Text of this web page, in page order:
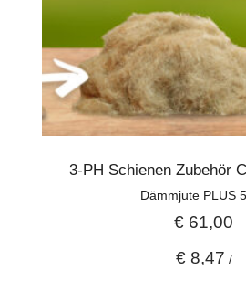
3-PH Schienen Zubehör
Dämmjute PLUS
€ 61,00
€8,47 /